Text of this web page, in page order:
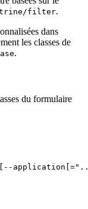
filter.
dans
les classes de
.
du formulaire